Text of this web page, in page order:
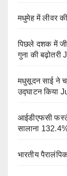
मधुमेह में लीवर
पिछले दशक में
गुना की बढ़ोतरी
मधुसूदन साई ने
उद्घाटन किया
आईडीएफसी
सालाना
भारतीय